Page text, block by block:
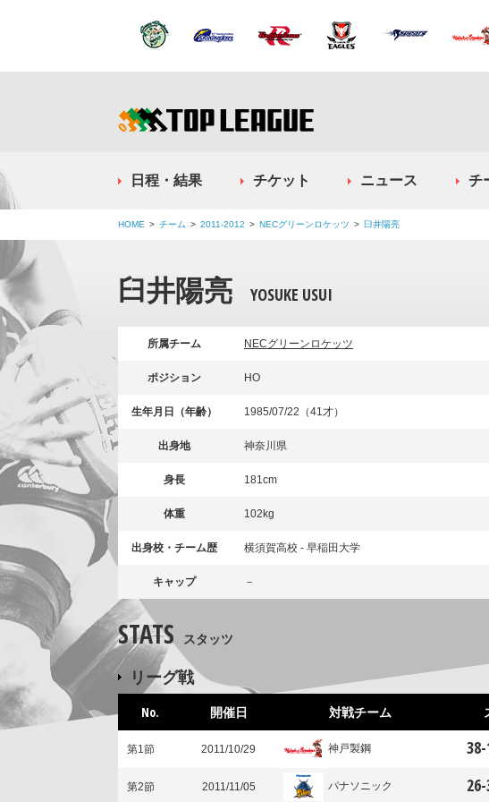
日程・結果 チケット ニュース チ
HOME チーム 2011-2012 NECグリーンロケッツ 臼井陽亮
臼井陽亮 YOSUKE USUI
所属チーム NECグリーンロケッツ
ポジション HO
生年月日（年齢） 1985/07/22（41才）
出身地 神奈川県
身長 181cm
体重 102kg
出身校・チーム歴 横須賀高校 - 早稲田大学
キャップ －
STATS スタッツ
リーグ戦
No. 開催日 対戦チーム
第1節 2011/10/29 神戸製鋼 38-
第2節 2011/11/05 パナソニック 26-